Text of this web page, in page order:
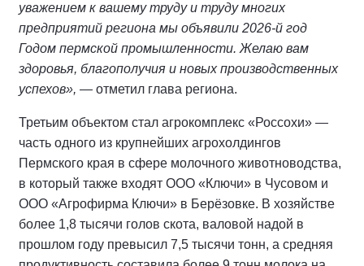
уважением к вашему труду и труду многих
предприятий региона мы объявили 2026-й год
Годом пермской промышленности. Желаю вам
здоровья, благополучия и новых производственных
успехов», — отметил глава региона.
Третьим объектом стал агрокомплекс «Россохи» —
часть одного из крупнейших агрохолдингов
Пермского края в сфере молочного животноводства,
в который также входят ООО «Ключи» в Чусовом и
ООО «Агрофирма Ключи» в Берёзовке. В хозяйстве
более 1,8 тысячи голов скота, валовой надой в
прошлом году превысил 7,5 тысячи тонн, а средняя